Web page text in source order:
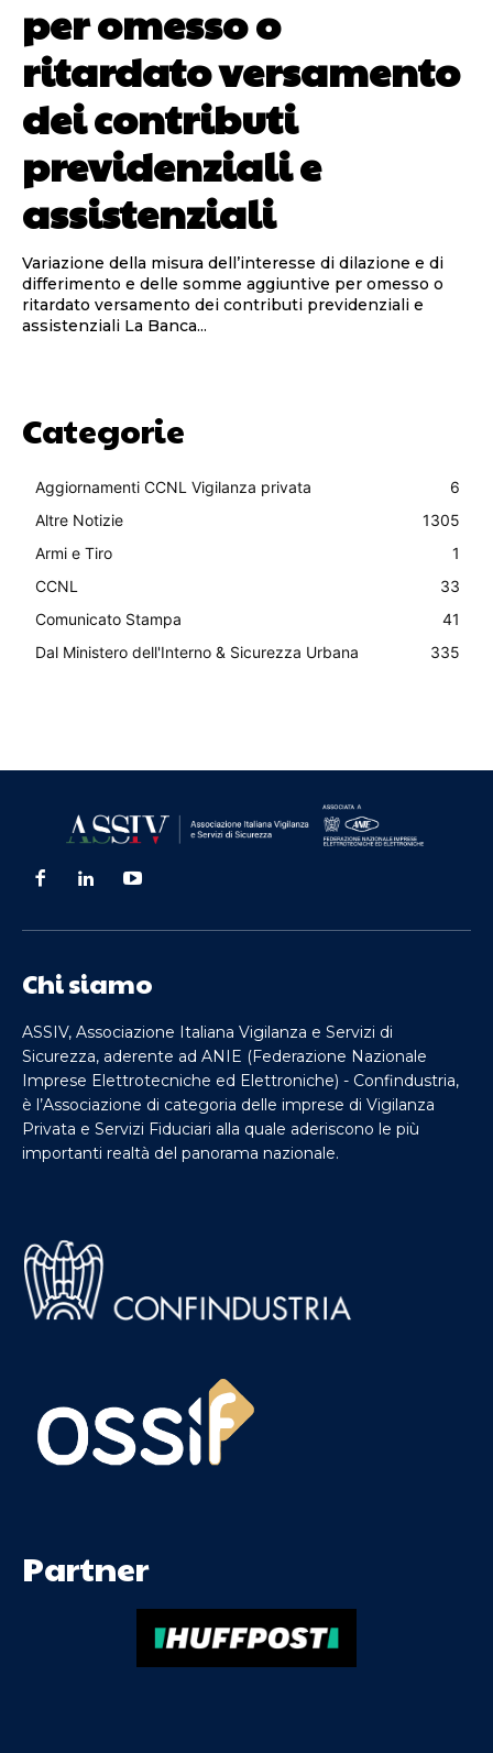
per omesso o
ritardato versamento
dei contributi
previdenziali e
assistenziali
Variazione della misura dell’interesse di dilazione e di
differimento e delle somme aggiuntive per omesso o
ritardato versamento dei contributi previdenziali e
assistenziali La Banca...
Categorie
Aggiornamenti CCNL Vigilanza privata
6
Altre Notizie
1305
Armi e Tiro
1
CCNL
33
Comunicato Stampa
41
Dal Ministero dell'Interno & Sicurezza Urbana
335
Chi siamo
ASSIV, Associazione Italiana Vigilanza e Servizi di
Sicurezza, aderente ad ANIE (Federazione Nazionale
Imprese Elettrotecniche ed Elettroniche) - Confindustria,
è l’Associazione di categoria delle imprese di Vigilanza
Privata e Servizi Fiduciari alla quale aderiscono le più
importanti realtà del panorama nazionale.
Partner